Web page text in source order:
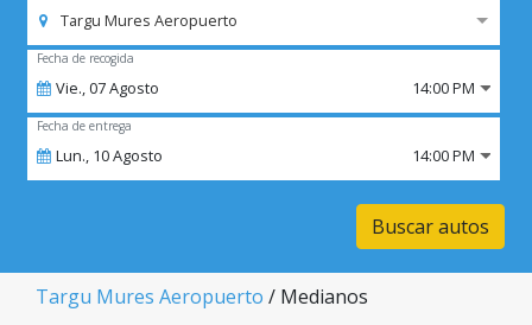
Targu Mures Aeropuerto
Fecha de recogida
Vie.,07Agosto 14:00 PM
Fecha de entrega
Lun., 10Agosto 14:00 PM
Buscar autos
Targu Mures Aeropuerto / Medianos